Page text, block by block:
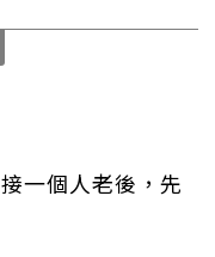
一個人老後，先